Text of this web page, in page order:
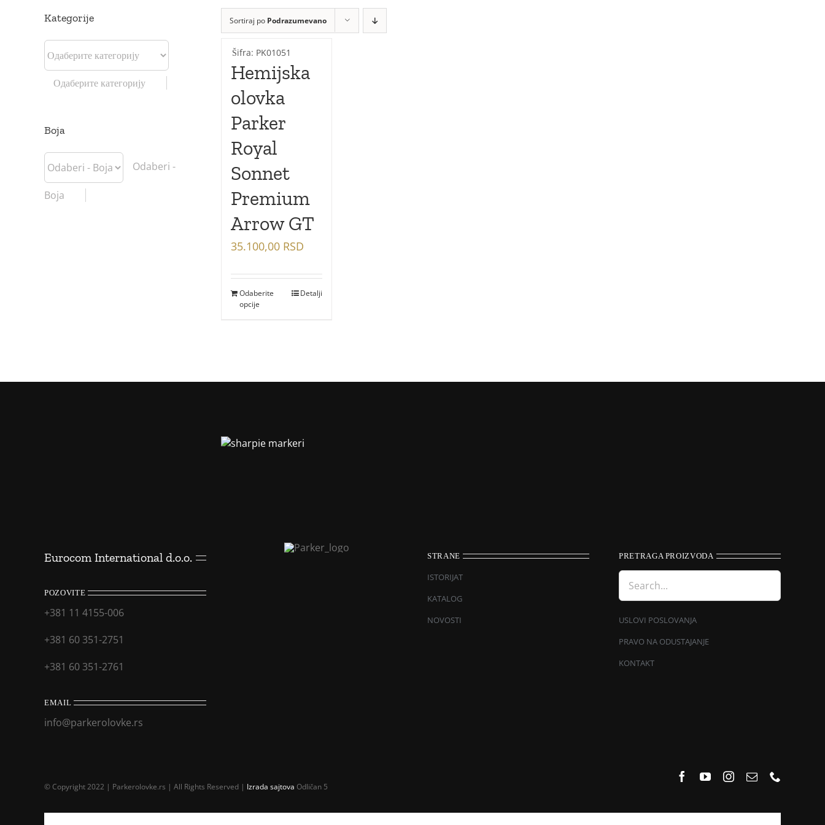
Sortiraj po Podrazumevano
Šifra: PK01051
Hemijska
olovka
Parker
Royal
Sonnet
Premium
Arrow GT
35.100,00 RSD
Odaberite
opcije
Detalji
Kategorije
Одаберите категорију
Boja
Odaberi -
Boja
Eurocom International d.o.o.
POZOVITE
+381 11 4155-006
+381 60 351-2751
+381 60 351-2761
EMAIL
info@parkerolovke.rs
STRANE
ISTORIJAT
KATALOG
NOVOSTI
PRETRAGA PROIZVODA
USLOVI POSLOVANJA
PRAVO NA ODUSTAJANJE
KONTAKT
© Copyright 2022 | Parkerolovke.rs | All Rights Reserved | Izrada sajtova Odličan 5